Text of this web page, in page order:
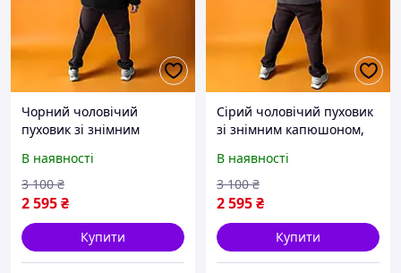
Чорний чоловічий
пуховик зі знімним
пуховик чоловічий
оверсайз з написом на
спині (зимова куртка з
прінтом)
В наявності
2 595₴
3 100 ₴
Купити
Сірий чоловічий пуховик
зі знімним капюшоном,
чоловічий оверсайз з
написом на спині (зимова
куртка з прінтом)
В наявності
2 595₴
3 100 ₴
Купити